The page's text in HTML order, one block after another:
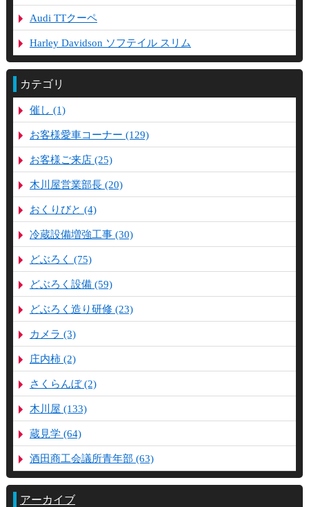
Audi TTクーペ
Harley Davidson ソフテイル スリム
カテゴリ
催し (1)
お客様愛車コーナー (129)
お客様ご来店 (25)
木川屋営業部長 (20)
おくりびと (4)
冷蔵設備増強工事 (30)
どぶろく (75)
どぶろく設備 (59)
どぶろく造り研修 (23)
カメラ (3)
庄内柿 (2)
さくらんぼ (2)
木川屋 (133)
蔵見学 (64)
酒田商工会議所青年部 (63)
アーカイブ